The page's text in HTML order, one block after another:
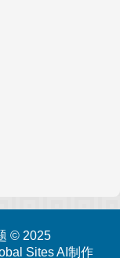
© 2025
Sites AI 制作